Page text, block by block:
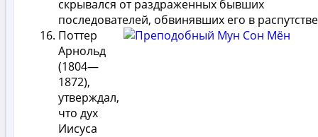
скрывался от раздраженных бывших
последователей, обвинявших его в
Поттер
Арнольд
(1804—
1872),
утверждал,
что дух
Иисуса